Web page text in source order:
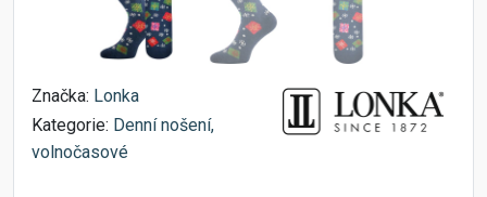
Značka: Lonka
Kategorie: Denní nošení,
volnočasové